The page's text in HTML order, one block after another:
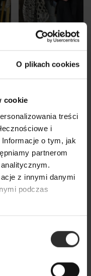
O plikach cookies
cookie
treści
i
o tym, jak
partnerom
z innymi danymi
podczas
Czarny długi
z paskiem,
zapięciem na
989,00 zł